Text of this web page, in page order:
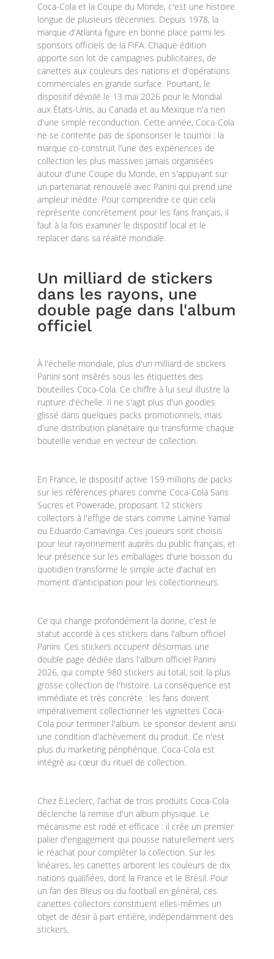
Coca-Cola et la Coupe du Monde, c'est une histoire
longue de plusieurs décennies. Depuis 1978, la
marque d'Atlanta figure en bonne place parmi les
sponsors officiels de la FIFA. Chaque édition
apporte son lot de campagnes publicitaires, de
canettes aux couleurs des nations et d'opérations
commerciales en grande surface. Pourtant, le
dispositif dévoilé le 13 mai 2026 pour le Mondial
aux États-Unis, au Canada et au Mexique n'a rien
d'une simple reconduction. Cette année, Coca-Cola
ne se contente pas de sponsoriser le tournoi : la
marque co-construit l'une des expériences de
collection les plus massives jamais organisées
autour d'une Coupe du Monde, en s'appuyant sur
un partenariat renouvelé avec Panini qui prend une
ampleur inédite. Pour comprendre ce que cela
représente concrètement pour les fans français, il
faut à la fois examiner le dispositif local et le
replacer dans sa réalité mondiale.
Un milliard de stickers
dans les rayons, une
double page dans l'album
officiel
À l'échelle mondiale, plus d'un milliard de stickers
Panini sont insérés sous les étiquettes des
bouteilles Coca-Cola. Ce chiffre à lui seul illustre la
rupture d'échelle. Il ne s'agit plus d'un goodies
glissé dans quelques packs promotionnels, mais
d'une distribution planétaire qui transforme chaque
bouteille vendue en vecteur de collection.
En France, le dispositif active 159 millions de packs
sur les références phares comme Coca-Cola Sans
Sucres et Powerade, proposant 12 stickers
collectors à l'effigie de stars comme Lamine Yamal
ou Eduardo Camavinga. Ces joueurs sont choisis
pour leur rayonnement auprès du public français, et
leur présence sur les emballages d'une boisson du
quotidien transforme le simple acte d'achat en
moment d'anticipation pour les collectionneurs.
Ce qui change profondément la donne, c'est le
statut accordé à ces stickers dans l'album officiel
Panini. Ces stickers occupent désormais une
double page dédiée dans l'album officiel Panini
2026, qui compte 980 stickers au total, soit la plus
grosse collection de l'histoire. La conséquence est
immédiate et très concrète : les fans doivent
impérativement collectionner les vignettes Coca-
Cola pour terminer l'album. Le sponsor devient ainsi
une condition d'achèvement du produit. Ce n'est
plus du marketing périphérique. Coca-Cola est
intégré au cœur du rituel de collection.
Chez E.Leclerc, l'achat de trois produits Coca-Cola
déclenche la remise d'un album physique. Le
mécanisme est rodé et efficace : il crée un premier
palier d'engagement qui pousse naturellement vers
le réachat pour compléter la collection. Sur les
linéaires, les canettes arborent les couleurs de dix
nations qualifiées, dont la France et le Brésil. Pour
un fan des Bleus ou du football en général, ces
canettes collectors constituent elles-mêmes un
objet de désir à part entière, indépendamment des
stickers.